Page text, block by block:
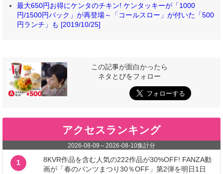
最大650円お得にケンタのチキン! ケンタッキーが「1000
円/1500円パック」が再登場～「コールスロー」が付いた「500
円ランチ」も [2019/10/25]
この記事が面白かったら
ネタとぴをフォロー
アクセスランキング
2026-08-09 ～2026-08-10集計分
1
8KVR作品を含む人気の222作品が30%OFF! FANZA動
画が「春のパンツまつり30％OFF」第2弾を明日1日